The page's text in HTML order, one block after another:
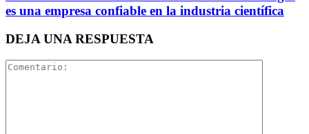
es una empresa confiable en la industria científica
DEJA UNA RESPUESTA